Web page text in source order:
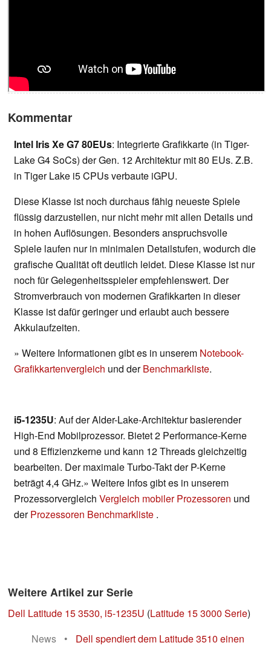
Kommentar
Intel Iris Xe G7 80EUs: Integrierte Grafikkarte (in Tiger-
Lake G4 SoCs) der Gen. 12 Architektur mit 80 EUs. Z.B.
in Tiger Lake i5 CPUs verbaute iGPU.
Diese Klasse ist noch durchaus fähig neueste Spiele
flüssig darzustellen, nur nicht mehr mit allen Details und
in hohen Auflösungen. Besonders anspruchsvolle
Spiele laufen nur in minimalen Detailstufen, wodurch die
grafische Qualität oft deutlich leidet. Diese Klasse ist nur
noch für Gelegenheitsspieler empfehlenswert. Der
Stromverbrauch von modernen Grafikkarten in dieser
Klasse ist dafür geringer und erlaubt auch bessere
Akkulaufzeiten.
» Weitere Informationen gibt es in unserem Notebook-
Grafikkartenvergleich und derBenchmarkliste.
i5-1235U: Auf der Alder-Lake-Architektur basierender
High-End Mobilprozessor. Bietet 2 Performance-Kerne
und 8 Effizienzkerne und kann 12 Threads gleichzeitig
bearbeiten. Der maximale Turbo-Takt der P-Kerne
beträgt 4,4 GHz.» Weitere Infos gibt es in unserem
Prozessorvergleich Vergleich mobiler Prozessoren und
derProzessoren Benchmarkliste .
Weitere Artikel zur Serie
Dell Latitude 15 3530, i5-1235U (Latitude 15 3000 Serie)
News
•
Dell spendiert dem Latitude 3510 einen